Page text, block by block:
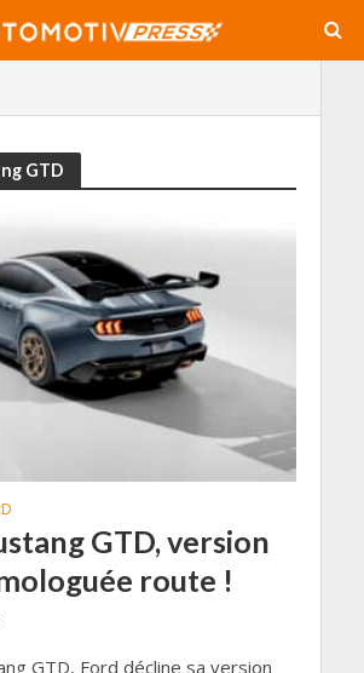
GTD
GTD, version
route !
GTD, Ford décline sa version